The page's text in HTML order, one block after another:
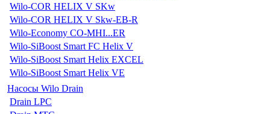
Wilo-COR HELIX V SKw
Wilo-COR HELIX V Skw-EB-R
Wilo-Economy CO-MHI...ER
Wilo-SiBoost Smart FC Helix V
Wilo-SiBoost Smart Helix EXCEL
Wilo-SiBoost Smart Helix VE
Насосы Wilo Drain
Drain LPC